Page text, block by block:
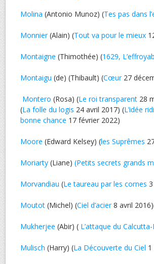
Molina (Antonio Munoz) (Tes pas dans
Monnier(Alain) (Tout va pour le mieux
Montaigne (Thimothée) (1629,
Montaigu (de) (Thibault) (Cœur27
Montero (Rosa) (Le roi transparent 28
(La folle du logis 24 avril 2017) (L’idée
bonne chance 17 février 2022)
Moore (Edward Kelsey) (les Suprêmes
Moriarty (Liane) (Petits secrets grands
Morvandiau (Le taureau par les cornes
Moutot (Michel) (Ciel d’acier8 avril
Mukherjee (Abir) ( L’attaque du
Mulisch (Harry) (La Découverte du Ciel 1